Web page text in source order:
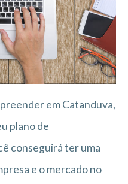
em Catanduva,
plano de
conseguirá ter uma
e o mercado no